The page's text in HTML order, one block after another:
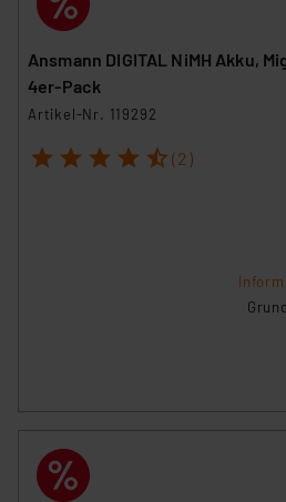
Ansmann DIGITAL NiMH Akku,
4er-Pack
Artikel-Nr. 119292
1 2 3 4 5 (2)